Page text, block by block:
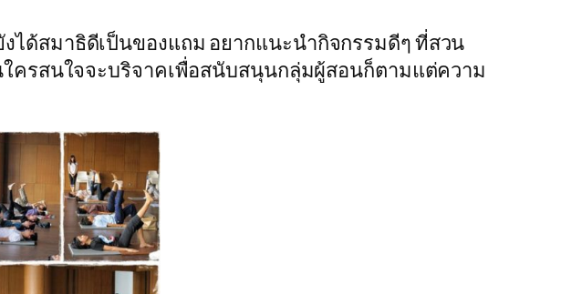
ได้สมาธิดีเป็นของแถม อยากแนะนำกิจกรรมดีๆ ที่สวน
ครสนใจจะบริจาคเพื่อสนับสนุนกลุ่มผู้สอนก็ตามแต่ความ